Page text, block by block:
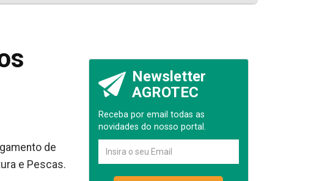
de
e Pescas.
Newsletter
AGROTEC
Receba por email todas as
novidades do nosso portal.